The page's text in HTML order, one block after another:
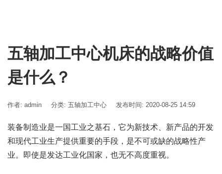
五轴加工中心机床的战略价值
是什么？
作者: admin 分类: 五轴加工中心 发布时间: 2020-08-25 14:59
装备制造业是一国工业之基石，它为新技术、新产品的开发
和现代工业生产提供重要的手段，是不可或缺的战略性产
业。即使是发达工业化国家，也无不高度重视。